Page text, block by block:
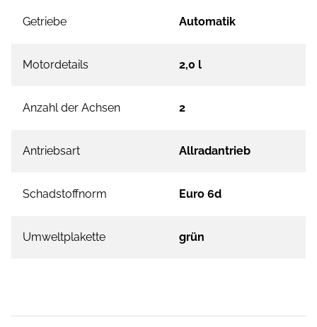
Getriebe Automatik
Motordetails 2,0 l
Anzahl der Achsen 2
Antriebsart Allradantrieb
Schadstoffnorm Euro 6d
Umweltplakette grün